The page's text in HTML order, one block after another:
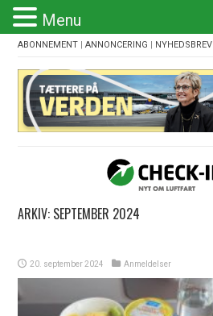
ABONNEMENT |ANNONCERING | NYHEDSBREV
ARKIV: SEPTEMBER 2024
20. september 2024 Anmeldelser
Menu